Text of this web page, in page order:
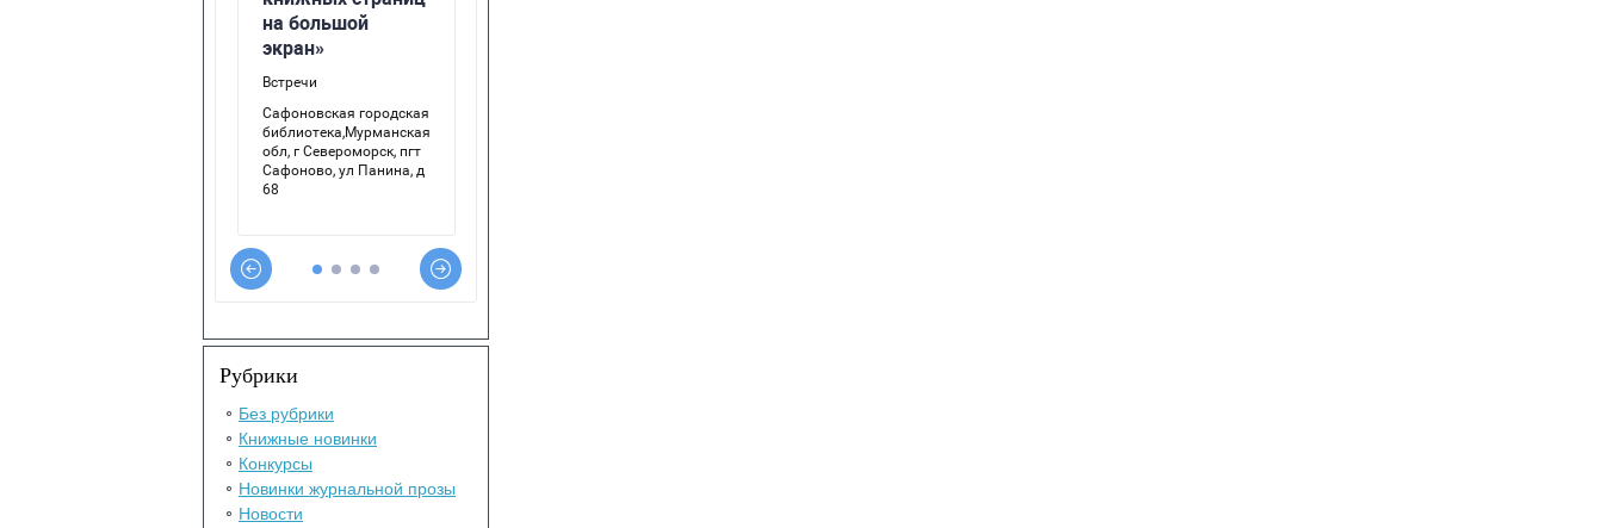
Рубрики
Без рубрики
Книжные новинки
Конкурсы
Новинки журнальной прозы
Новости